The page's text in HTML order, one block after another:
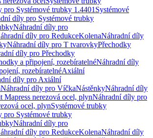
pro Systémové trubky 1.4401 Systémové
díly pro Systémové trubky
Náhradní díly pro
díly pro RedukceKolenaNáhradní díly
Náhradní díly pro T tvarovkyPřechodky
díly pro Přechodky
a připojení, rozebíratelnéNáhradní díly
rozebíratelnéAxiální
díly pro Axiální
Náhradní díly pro VíčkaNástěnkyNáhradní díly
Mapress nerezová ocel, plynNáhradní díly pro
ocel, plynSystémové trubky
pro Systémové trubky
Náhradní díly pro
díly pro RedukceKolenaNáhradní díly